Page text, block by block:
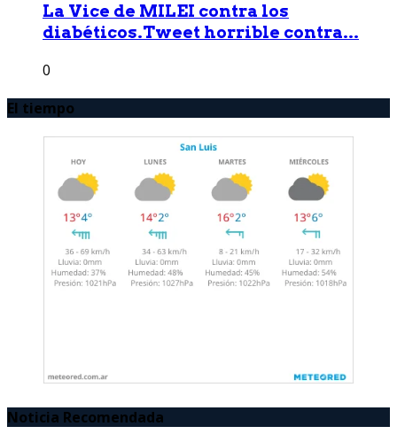
La Vice de MILEI contra los
diabéticos.Tweet horrible contra...
0
El tiempo
Noticia Recomendada